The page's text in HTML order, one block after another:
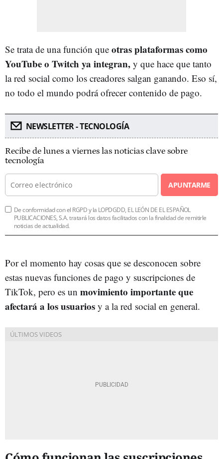
Se trata de una función que otras plataformas como
YouTube o Twitch ya integran, y que hace que tanto
la red social como los creadores salgan ganando. Eso sí,
no todo el mundo podrá ofrecer contenido de pago.
NEWSLETTER - TECNOLOGÍA
Recibe de lunes a viernes las noticias clave sobre
tecnología
APUNTARME
De conformidad con el RGPD y la LOPDGDD, EL LEÓN DE EL ESPAÑOL
PUBLICACIONES, S.A. tratará los datos facilitados con la finalidad de remitirle
noticias de actualidad.
Por el momento hay cosas que se desconocen sobre
estas nuevas funciones de pago y suscripciones de
TikTok, pero es un movimiento importante que
afectará a los usuarios y a la red social en general.